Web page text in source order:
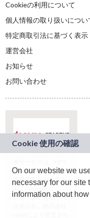
Cookieの利用について
個人情報の取り扱いについ
特定商取引法に基づく表示
運営会社
お知らせ
お問い合わせ
ドコモグループの新
規事業創出プログラ
ム「docomo
STARTUP」を通じて
On our website we
necessary for our site
information about